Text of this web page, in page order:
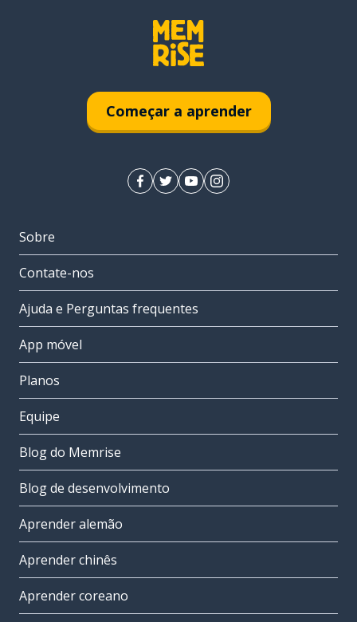
Começar a aprender
Sobre
Contate-nos
Ajuda e Perguntas frequentes
App móvel
Planos
Equipe
Blog do Memrise
Blog de desenvolvimento
Aprender alemão
Aprender chinês
Aprender coreano